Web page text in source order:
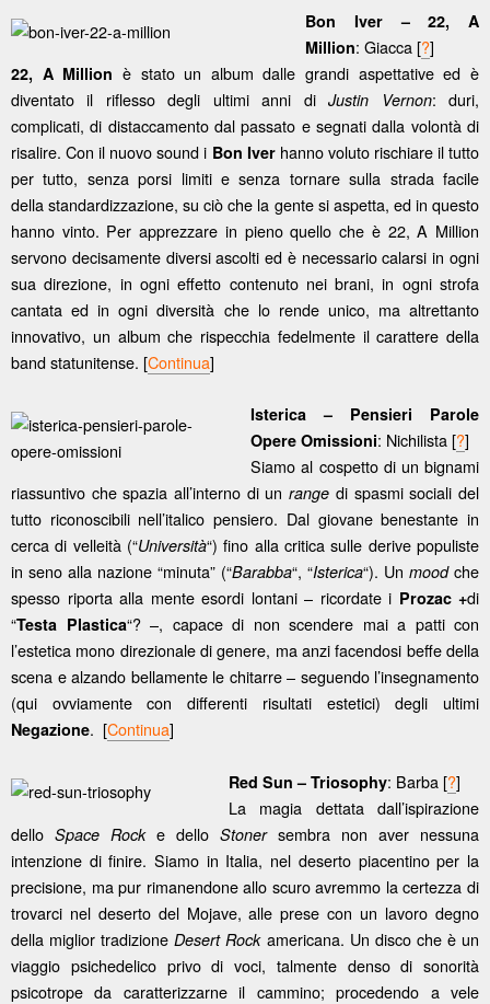
Bon Iver – 22, A
Million: Giacca [?]
22, A Million è stato un album dalle grandi aspettative ed è
diventato il riflesso degli ultimi anni diJustin Vernon: duri,
complicati, di distaccamento dal passato e segnati dalla volontà di
risalire. Con il nuovo sound i Bon Iverhanno voluto rischiare il tutto
per tutto, senza porsi limiti e senza tornare sulla strada facile
della standardizzazione, su ciò che la gente si aspetta, ed in questo
hanno vinto. Per apprezzare in pieno quello che è 22, A Million
servono decisamente diversi ascolti ed è necessario calarsi in ogni
sua direzione, in ogni effetto contenuto nei brani, in ogni strofa
cantata ed in ogni diversità che lo rende unico, ma altrettanto
innovativo, un album che rispecchia fedelmente il carattere della
band statunitense. [Continua]
Isterica – Pensieri Parole
Opere Omissioni: Nichilista [?]
Siamo al cospetto di un bignami
riassuntivo che spazia all’interno di unrange di spasmi sociali del
tutto riconoscibili nell’italico pensiero. Dal giovane benestante in
cerca di velleità (“Università“) fino alla critica sulle derive populiste
in seno alla nazione “minuta” (“Barabba“, “Isterica“). Un moodche
spesso riporta alla mente esordi lontani – ricordate i Prozac +di
“Testa Plastica“? –, capace di non scendere mai a patti con
l’estetica mono direzionale di genere, ma anzi facendosi beffe della
scena e alzando bellamente le chitarre – seguendo l’insegnamento
(qui ovviamente con differenti risultati estetici) degli ultimi
Negazione. [Continua]
Red Sun – Triosophy: Barba [?]
La magia dettata dall’ispirazione
dello Space Rocke dello Stonersembra non aver nessuna
intenzione di finire. Siamo in Italia, nel deserto piacentino per la
precisione, ma pur rimanendone allo scuro avremmo la certezza di
trovarci nel deserto del Mojave, alle prese con un lavoro degno
della miglior tradizioneDesert Rockamericana. Un disco che è un
viaggio psichedelico privo di voci, talmente denso di sonorità
psicotrope da caratterizzarne il cammino; procedendo a vele